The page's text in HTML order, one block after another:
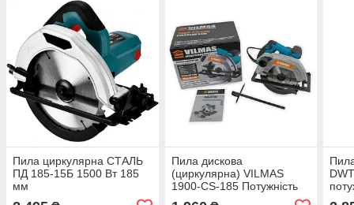
Пила циркулярна СТАЛЬ
ПД 185-15Б 1500 Вт 185
мм
Пила дискова
(циркулярна) VILMAS
1900-CS-185 Потужність
1200 Вт, 4800 об/хв, диск